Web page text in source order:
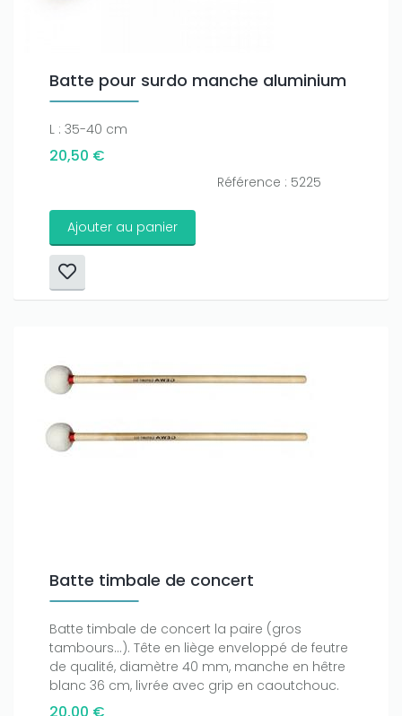
Batte pour surdo manche aluminium
L : 35-40 cm
20,50 €
Référence : 5225
Ajouter au panier
Batte timbale de concert
Batte timbale de concert la paire (gros
tambours…). Tête en liège enveloppé de feutre
de qualité, diamètre 40 mm, manche en hêtre
blanc 36 cm, livrée avec grip en caoutchouc.